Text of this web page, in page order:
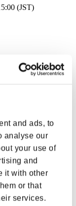
and ads, to
analyse our
your use of
and
it with other
or that
services.
(JST)